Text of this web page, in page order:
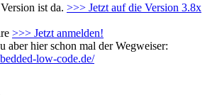
ist da. >>> Jetzt auf die Version 3.8x
>>> Jetzt anmelden!
aber hier schon mal der Wegweiser:
low-code.de/